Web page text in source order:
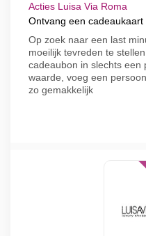
Acties Luisa Via Roma
Ontvang een
Op zoek naar een last
moeilijk tevreden te
cadeaubon in slechts een
waarde, voeg een
zo gemakkelijk